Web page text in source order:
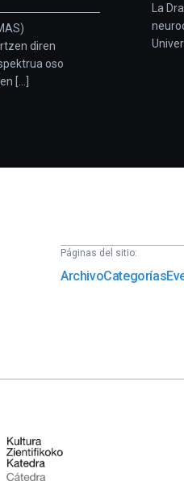
diren
oso
[...]
La
Páginas del sitio:
ArchivoCategorías